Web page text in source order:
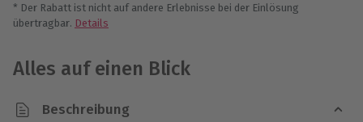
* Der Rabatt ist nicht auf andere Erlebnisse bei der Einlösung
übertragbar. Details
Alles auf einen Blick
Beschreibung